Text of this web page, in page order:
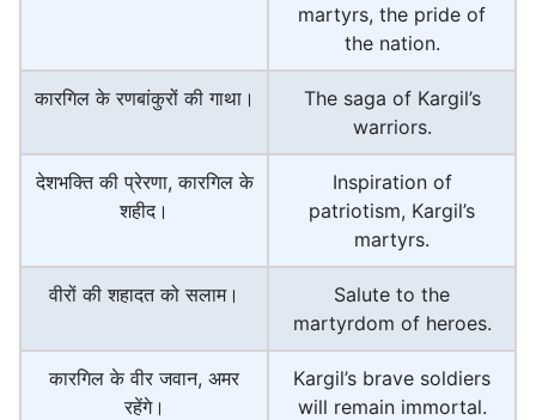
martyrs, the pride of
the nation.
कारगिल के रणबांकुरों की गाथा।
The saga of Kargil’s
warriors.
देशभक्ति की प्रेरणा, कारगिल के
शहीद।
Inspiration of
patriotism, Kargil’s
martyrs.
वीरों की शहादत को सलाम।
Salute to the
martyrdom of heroes.
कारगिल के वीर जवान, अमर
रहेंगे।
Kargil’s brave soldiers
will remain immortal.